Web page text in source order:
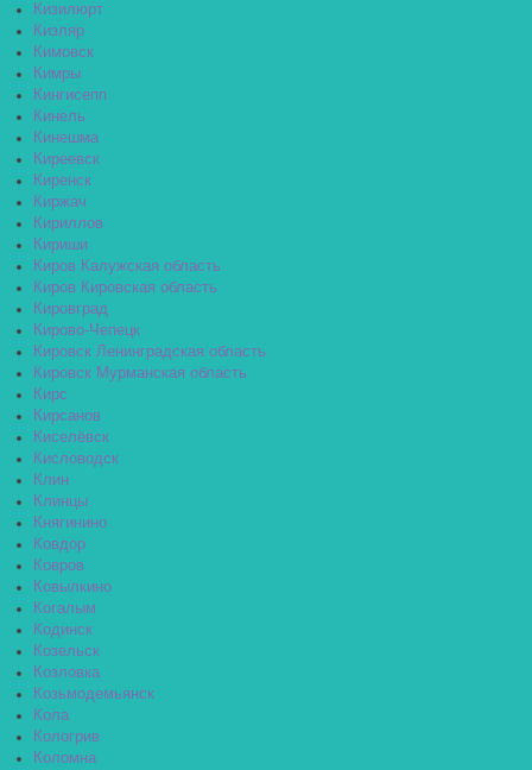
Кизилюрт
Кизляр
Кимовск
Кимры
Кингисепп
Кинель
Кинешма
Киреевск
Киренск
Киржач
Кириллов
Кириши
Киров Калужская область
Киров Кировская область
Кировград
Кирово-Чепецк
Кировск Ленинградская область
Кировск Мурманская область
Кирс
Кирсанов
Киселёвск
Кисловодск
Клин
Клинцы
Княгинино
Ковдор
Ковров
Ковылкино
Когалым
Кодинск
Козельск
Козловка
Козьмодемьянск
Кола
Кологрив
Коломна